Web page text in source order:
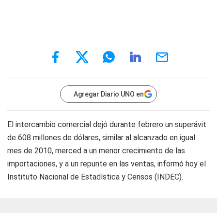
Agregar Diario UNO en
El intercambio comercial dejó durante febrero un superávit
de 608 millones de dólares, similar al alcanzado en igual
mes de 2010, merced a un menor crecimiento de las
importaciones, y a un repunte en las ventas, informó hoy el
Instituto Nacional de Estadística y Censos (INDEC).